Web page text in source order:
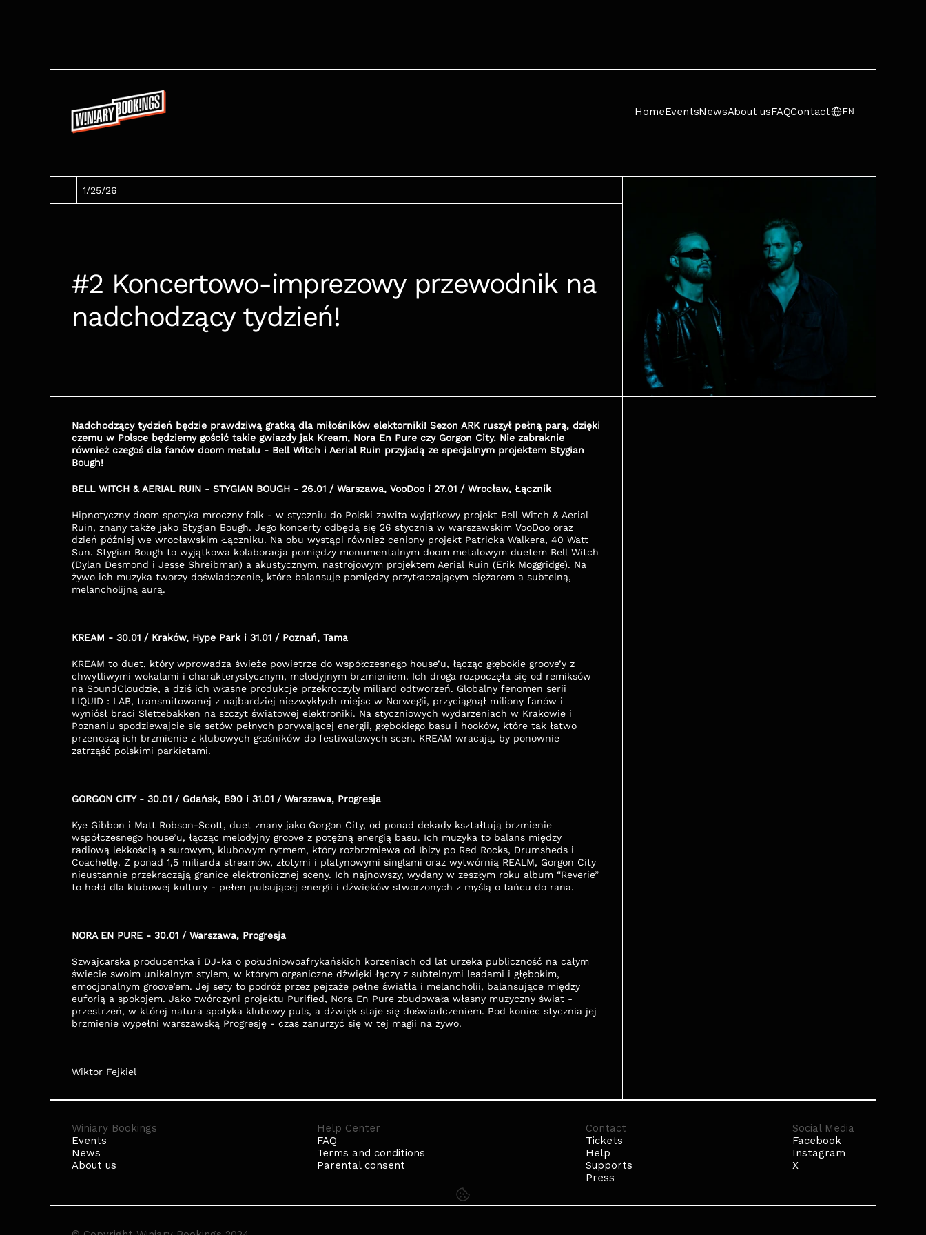
HomeEventsNewsAbout usFAQContact EN
1/25/26
#2 Koncertowo-imprezowy przewodnik na
nadchodzący tydzień!
Nadchodzący tydzień będzie prawdziwą gratką dla miłośników elektorniki! Sezon ARK ruszył pełną parą, dzięki
czemu w Polsce będziemy gościć takie gwiazdy jak Kream, Nora En Pure czy Gorgon City. Nie zabraknie
również czegoś dla fanów doom metalu - Bell Witch i Aerial Ruin przyjadą ze specjalnym projektem Stygian
Bough!
BELL WITCH & AERIAL RUIN - STYGIAN BOUGH - 26.01 / Warszawa, VooDoo i 27.01 / Wrocław, Łącznik
Hipnotyczny doom spotyka mroczny folk - w styczniu do Polski zawita wyjątkowy projekt Bell Witch & Aerial
Ruin, znany także jako Stygian Bough. Jego koncerty odbędą się 26 stycznia w warszawskim VooDoo oraz
dzień później we wrocławskim Łączniku. Na obu wystąpi również ceniony projekt Patricka Walkera, 40 Watt
Sun. Stygian Bough to wyjątkowa kolaboracja pomiędzy monumentalnym doom metalowym duetem Bell Witch
(Dylan Desmond i Jesse Shreibman) a akustycznym, nastrojowym projektem Aerial Ruin (Erik Moggridge). Na
żywo ich muzyka tworzy doświadczenie, które balansuje pomiędzy przytłaczającym ciężarem a subtelną,
melancholijną aurą.
KREAM - 30.01 / Kraków, Hype Park i 31.01 / Poznań, Tama
KREAM to duet, który wprowadza świeże powietrze do współczesnego house’u, łącząc głębokie groove’y z
chwytliwymi wokalami i charakterystycznym, melodyjnym brzmieniem. Ich droga rozpoczęła się od remiksów
na SoundCloudzie, a dziś ich własne produkcje przekroczyły miliard odtworzeń. Globalny fenomen serii
LIQUID : LAB, transmitowanej z najbardziej niezwykłych miejsc w Norwegii, przyciągnął miliony fanów i
wyniósł braci Slettebakken na szczyt światowej elektroniki. Na styczniowych wydarzeniach w Krakowie i
Poznaniu spodziewajcie się setów pełnych porywającej energii, głębokiego basu i hooków, które tak łatwo
przenoszą ich brzmienie z klubowych głośników do festiwalowych scen. KREAM wracają, by ponownie
zatrząść polskimi parkietami.
GORGON CITY - 30.01 / Gdańsk, B90 i 31.01 / Warszawa, Progresja
Kye Gibbon i Matt Robson-Scott, duet znany jako Gorgon City, od ponad dekady kształtują brzmienie
współczesnego house’u, łącząc melodyjny groove z potężną energią basu. Ich muzyka to balans między
radiową lekkością a surowym, klubowym rytmem, który rozbrzmiewa od Ibizy po Red Rocks, Drumsheds i
Coachellę. Z ponad 1,5 miliarda streamów, złotymi i platynowymi singlami oraz wytwórnią REALM, Gorgon City
nieustannie przekraczają granice elektronicznej sceny. Ich najnowszy, wydany w zeszłym roku album “Reverie”
to hołd dla klubowej kultury - pełen pulsującej energii i dźwięków stworzonych z myślą o tańcu do rana.
NORA EN PURE - 30.01 / Warszawa, Progresja
Szwajcarska producentka i DJ-ka o południowoafrykańskich korzeniach od lat urzeka publiczność na całym
świecie swoim unikalnym stylem, w którym organiczne dźwięki łączy z subtelnymi leadami i głębokim,
emocjonalnym groove’em. Jej sety to podróż przez pejzaże pełne światła i melancholii, balansujące między
euforią a spokojem. Jako twórczyni projektu Purified, Nora En Pure zbudowała własny muzyczny świat -
przestrzeń, w której natura spotyka klubowy puls, a dźwięk staje się doświadczeniem. Pod koniec stycznia jej
brzmienie wypełni warszawską Progresję - czas zanurzyć się w tej magii na żywo.
Wiktor Fejkiel
Winiary Bookings
Events
News
About us
Help Center
FAQ
Terms and conditions
Parental consent
Contact
Tickets
Help
Supports
Press
Social Media
Facebook
Instagram
X